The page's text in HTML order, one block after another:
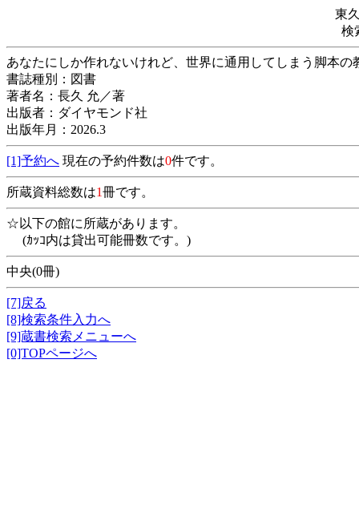
東
検
あなたにしか作れないけれど、世界に通用し
書誌種別：図書
著者名：長久 允／著
出版者：ダイヤモンド社
出版年月：2026.3
[1]予約へ 現在の予約件数は0件です。
所蔵資料総数は1冊です。
☆以下の館に所蔵があります。
(ｶｯｺ内は貸出可能冊数です。)
中央(0冊)
[7]戻る
[8]検索条件入力へ
[9]蔵書検索メニューへ
[0]TOPページへ